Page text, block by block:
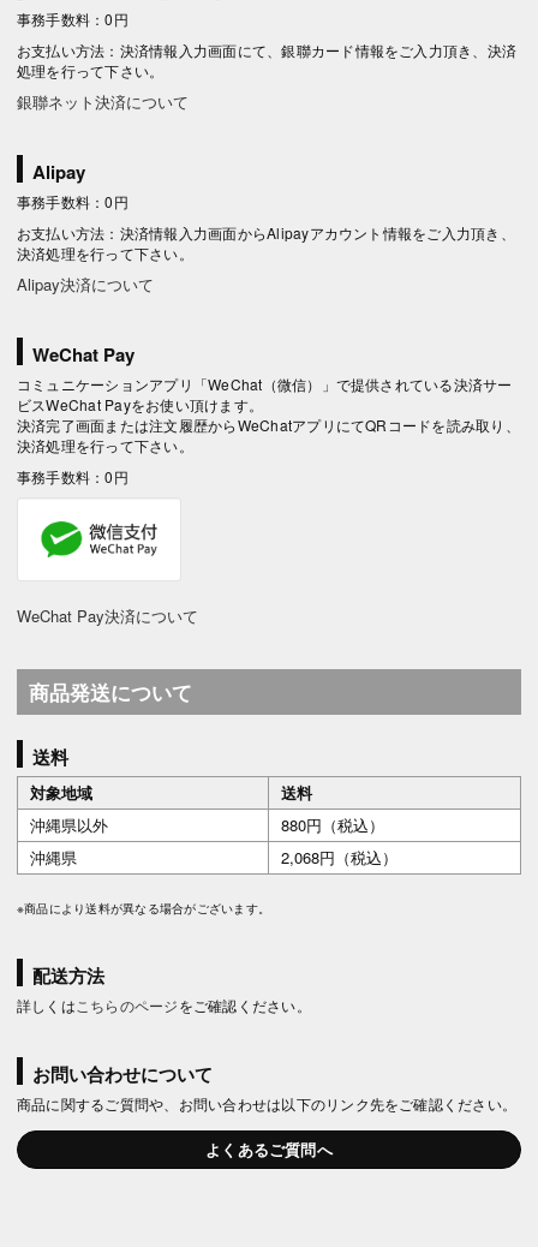
事務手数料：0円
お支払い方法：決済情報入力画面にて、銀聯カード情報をご入力頂き、決済
処理を行って下さい。
銀聯ネット決済について
Alipay
事務手数料：0円
お支払い方法：決済情報入力画面からAlipayアカウント情報をご入力頂き、
決済処理を行って下さい。
Alipay決済について
WeChat Pay
コミュニケーションアプリ「WeChat（微信）」で提供されている決済サー
ビスWeChat Payをお使い頂けます。
決済完了画面または注文履歴からWeChatアプリにてQRコードを読み取り、
決済処理を行って下さい。
事務手数料：0円
WeChat Pay決済について
商品発送について
送料
対象地域
送料
沖縄県以外
880円（税込）
沖縄県
2,068円（税込）
※商品により送料が異なる場合がございます。
配送方法
詳しくは こちらのページをご確認ください。
お問い合わせについて
商品に関するご質問や、お問い合わせは以下のリンク先をご確認ください。
よくあるご質問へ